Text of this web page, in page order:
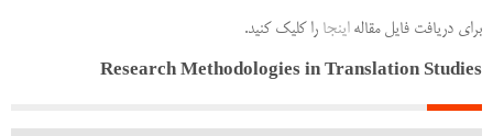
برای دریافت فایل مقالهاینجا را کلیک کنید.
Research Methodologies in Translation Studies